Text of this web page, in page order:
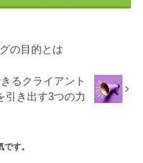
の目的とは
るクライアント
引き出す3つの力
す。